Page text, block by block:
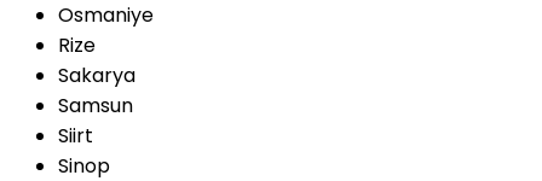
Osmaniye
Rize
Sakarya
Samsun
Siirt
Sinop